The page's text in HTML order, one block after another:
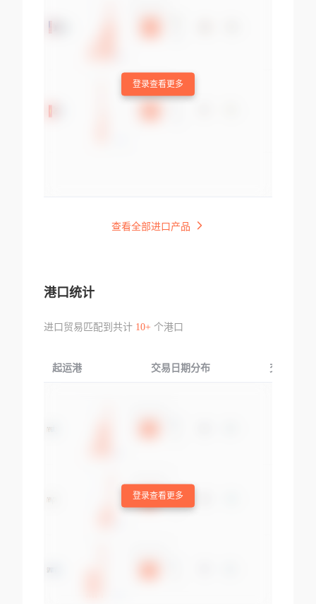
登录查看更多
查看全部进口产品
港口统计
进口贸易匹配到共计 10+个港口
起运港 交易日期分布 交易产品
登录查看更多